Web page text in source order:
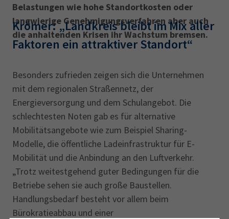
Belastungen wie hohe Standort­kosten oder
langwierige Genehmigungsverfahren aber auch
die anhaltenden Krisen ihr Wachstum bremsen.
Krömer: „Landkreis bleibt im Mix aller
Faktoren ein attraktiver Standort“
Besonders zufrieden zeigen sich die Unternehmen
mit dem regionalen Straßennetz, der
Energieversorgung und dem Schulangebot. Die
schlechtesten Noten gab es für alterna­tive
Mobilitätsangebote wie zum Beispiel Sharing-
Modelle, die öffentliche Lade­infrastruktur für E-
Mobilität und die Anbindung an den Luftverkehr.
„Trotz weitestgehend guter Bedingungen für die
Betriebe sehen sie auch große Baustellen.
Handlungsbedarf besteht vor allem beim
Bürokratieabbau und einer